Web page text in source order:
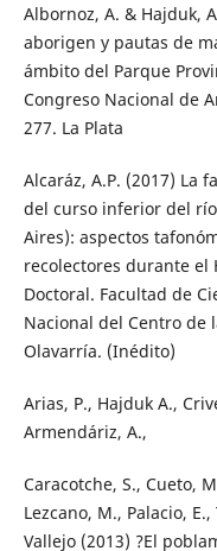
Albornoz, A. & Hajduk,
aborigen y pautas de
ámbito del Parque
Congreso Nacional de
277. La Plata
Alcaráz, A.P. (2017) La
del curso inferior del
Aires): aspectos
recolectores durante el
Doctoral. Facultad de
Nacional del Centro de
Olavarría. (Inédito)
Arias, P., Hajduk A.,
Armendáriz, A.,
Caracotche, S., Cueto,
Lezcano, M., Palacio,
Vallejo (2013) ?El